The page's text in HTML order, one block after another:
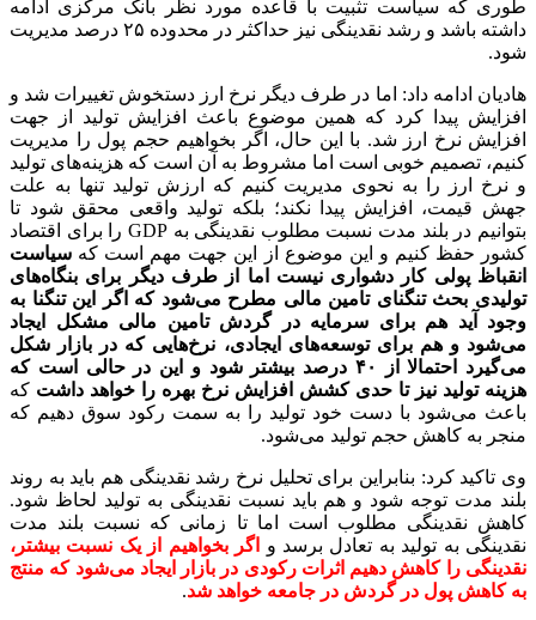
طوری که سیاست تثبیت با قاعده مورد نظر بانک مرکزی ادامه
داشته باشد و رشد نقدینگی نیز حداکثر در محدوده ۲۵ درصد مدیریت
شود.
هادیان ادامه داد: اما در طرف دیگر نرخ ارز دستخوش تغییرات شد و
افزایش پیدا کرد که همین موضوع باعث افزایش تولید از جهت
افزایش نرخ ارز شد. با این حال، اگر بخواهیم حجم پول را مدیریت
کنیم، تصمیم خوبی است اما مشروط به آن است که هزینه‌های تولید
و نرخ ارز را به نحوی مدیریت کنیم که ارزش تولید تنها به علت
جهش قیمت، افزایش پیدا نکند؛ بلکه تولید واقعی محقق شود تا
بتوانیم در بلند مدت نسبت مطلوب نقدینگی به GDP را برای اقتصاد
کشور حفظ کنیم و این موضوع از این جهت مهم است که سیاست
انقباظ پولی کار دشواری نیست اما از طرف دیگر برای بنگاه‌های
تولیدی بحث تنگنای تامین مالی مطرح می‌شود که اگر این تنگنا به
وجود آید هم برای سرمایه در گردش تامین مالی مشکل ایجاد
می‌شود و هم برای توسعه‌های ایجادی، نرخ‌هایی که در بازار شکل
می‌گیرد احتمالا از ۴۰ درصد بیشتر شود و این در حالی است که
هزینه تولید نیز تا حدی کشش افزایش نرخ بهره را خواهد داشت که
باعث می‌شود با دست خود تولید را به سمت رکود سوق دهیم که
منجر به کاهش حجم تولید می‌شود.
وی تاکید کرد: بنابراین برای تحلیل نرخ رشد نقدینگی هم باید به روند
بلند مدت توجه شود و هم باید نسبت نقدینگی به تولید لحاظ شود.
کاهش نقدینگی مطلوب است اما تا زمانی که نسبت بلند مدت
نقدینگی به تولید به تعادل برسد و اگر بخواهیم از یک نسبت بیشتر،
نقدینگی را کاهش دهیم اثرات رکودی در بازار ایجاد می‌شود که منتج
به کاهش پول در گردش در جامعه خواهد شد.